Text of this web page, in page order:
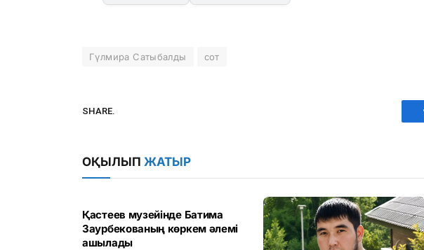
Гүлмира Сатыбалды сот
SHARE.
ОҚЫЛЫП ЖАТЫР
Қастеев музейінде Батима
Заурбекованың көркем әлемі
ашылады